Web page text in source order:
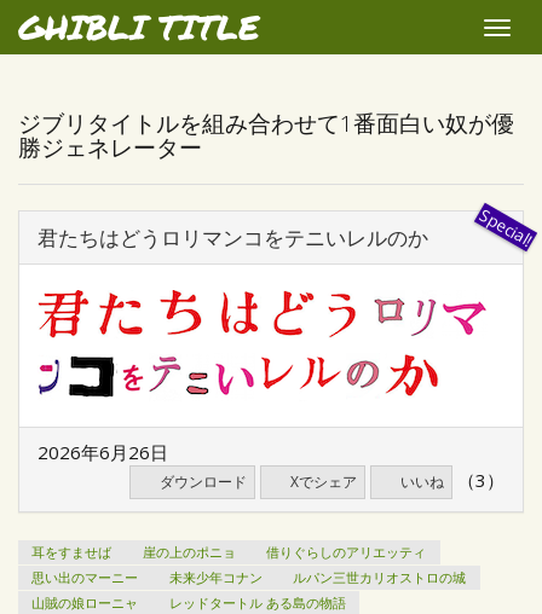
GHIBLI TITLE
Toggle
ジブリタイトルを組み合わせて1番面白い奴が優
勝ジェネレーター
君たちはどうロリマンコをテニいレルのか
2026年6月26日
ダウンロード Xでシェア いいね （3）
耳をすませば 崖の上のポニョ
借りぐらしのアリエッティ
思い出のマーニー
未来少年コナン
ルパン三世カリオストロの城
山賊の娘ローニャ
レッドタートル ある島の物語